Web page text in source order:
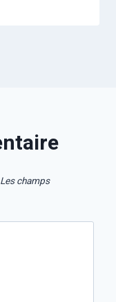
Les champs